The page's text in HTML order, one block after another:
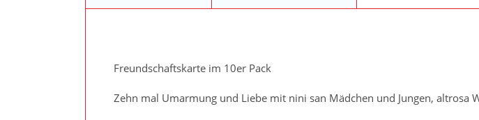
Freundschaftskarte im 10er Pack
Zehn mal Umarmung und Liebe mit nini san Mädchen und Jungen, altrosa